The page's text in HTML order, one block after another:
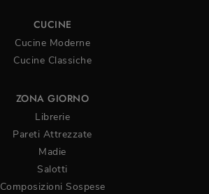
CUCINE
Cucine Moderne
Cucine Classiche
ZONA GIORNO
Librerie
Pareti Attrezzate
Madie
Salotti
Composizioni Sospese